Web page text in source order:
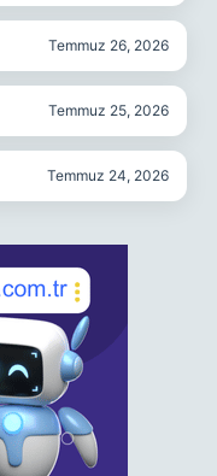
Temmuz 26, 2026
Temmuz 25, 2026
Temmuz 24, 2026